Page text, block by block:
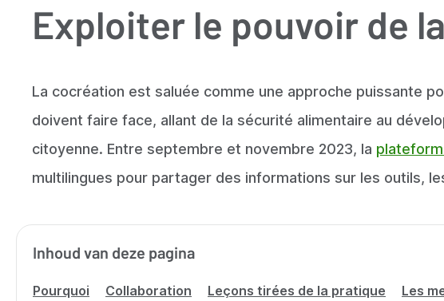
Exploiter le pouvoir de
La cocréation est saluée comme une approche puissante
doivent faire face, allant de la sécurité alimentaire au
citoyenne. Entre septembre et novembre 2023, la
multilingues pour partager des informations sur les outils,
Inhoud van deze pagina
Pourquoi Collaboration Leçons tirées de la pratique Les